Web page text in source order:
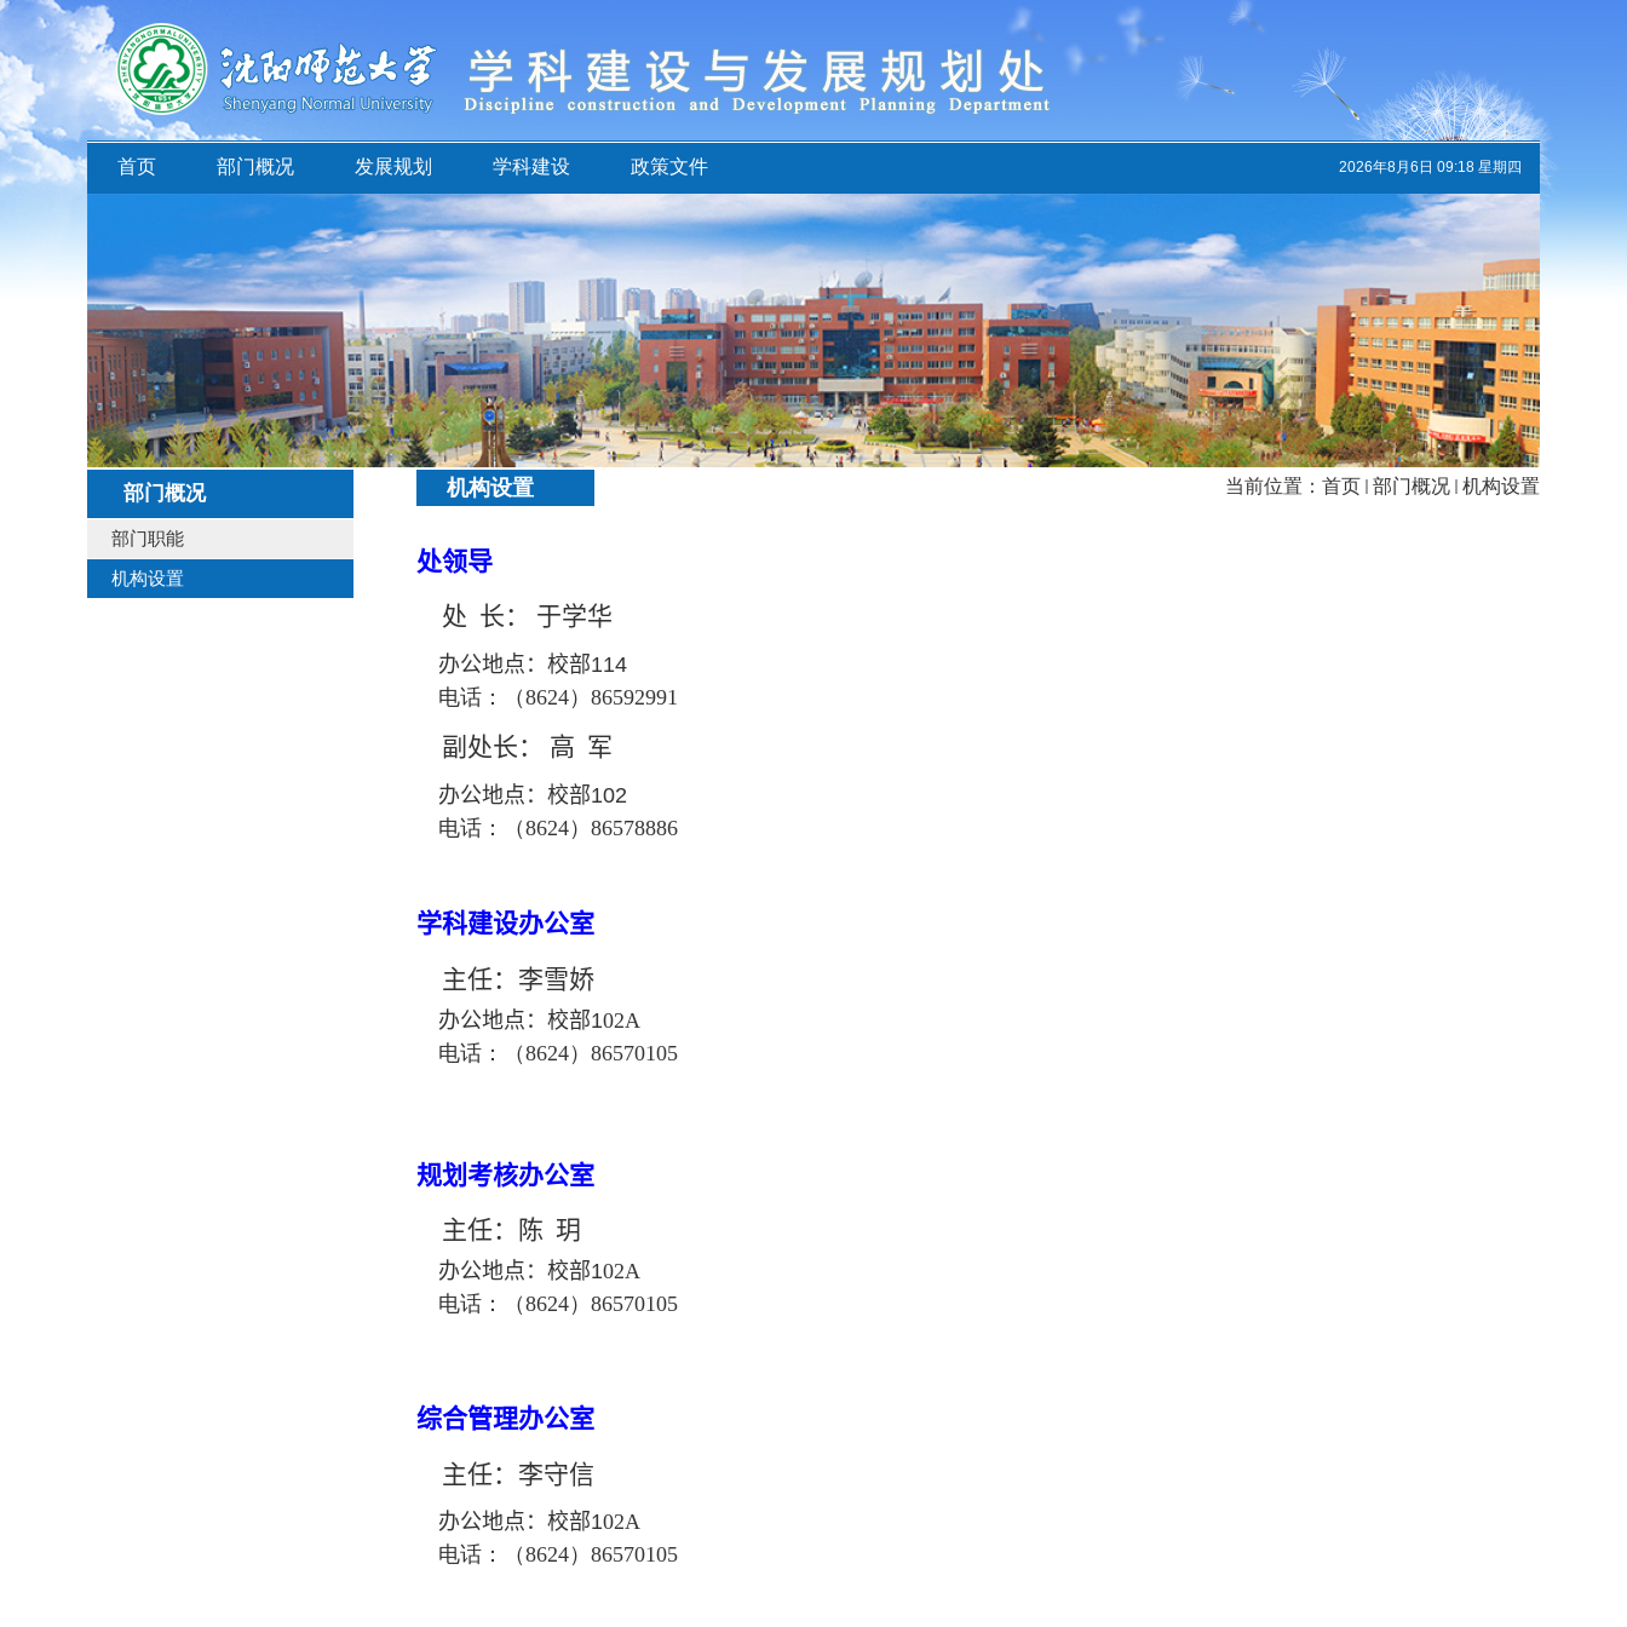
2026年8月6日 09:18 星期四
首页 部门概况 发展规划 学科建设 政策文件
部门概况
部门职能
机构设置
机构设置 当前位置： 首页 部门概况 机构设置
处领导
处 长： 于学华
办公地点：校部114
电话：（8624）86592991
副处长： 高 军
办公地点：校部102
电话：（8624）86578886
学科建设办公室
主任： 李雪娇
办公地点：校部102A
电话：（8624）86570105
规划考核办公室
主任：
陈 玥
办公地点：校部102A
电话：（8624）86570105
综合管理办公室
主任： 李守信
办公地点：校部102A
电话：（8624）86570105